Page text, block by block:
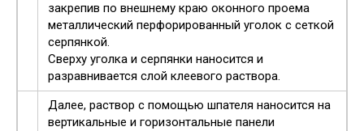
закрепив по внешнему краю оконного проема
металлический перфорированный уголок с сеткой
серпянкой.
Сверху уголка и серпянки наносится и
разравнивается слой клеевого раствора.
Далее, раствор с помощью шпателя наносится на
вертикальные и горизонтальные панели